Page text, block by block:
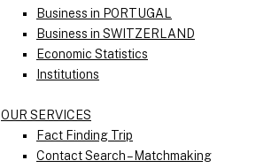
Business in PORTUGAL
Business in SWITZERLAND
Economic Statistics
Institutions
OUR SERVICES
Fact Finding Trip
Contact Search – Matchmaking